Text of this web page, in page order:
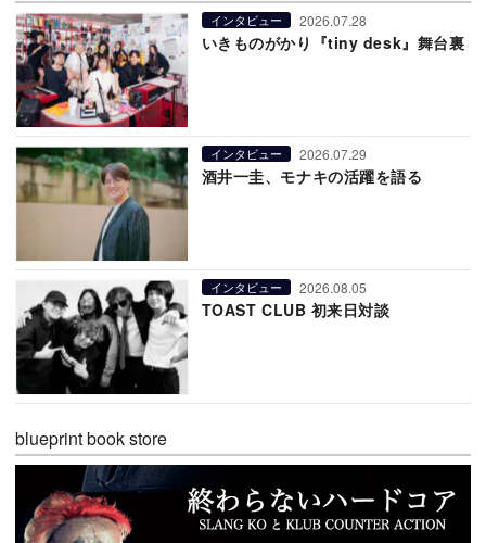
インタビュー 2026.07.28
いきものがかり『tiny desk』舞台裏
インタビュー 2026.07.29
酒井一圭、モナキの活躍を語る
インタビュー 2026.08.05
TOAST CLUB 初来日対談
blueprint book store